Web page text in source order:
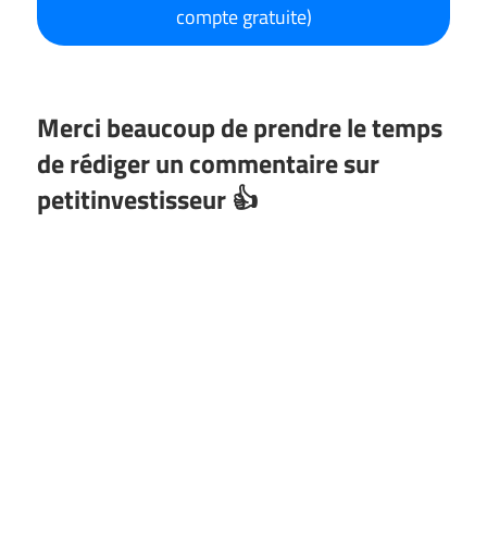
compte gratuite)
Merci beaucoup de prendre le temps
de rédiger un commentaire sur
petitinvestisseur 👍